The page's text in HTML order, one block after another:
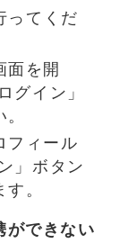
ってくだ
面を開
グイン」
フィール
」ボタン
。
できない